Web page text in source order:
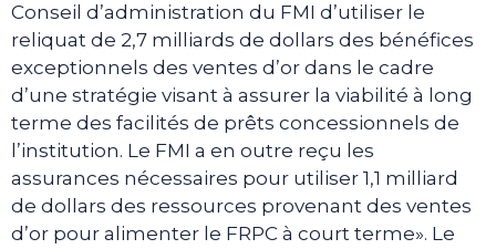
Conseil d’administration du FMI d’utiliser le
reliquat de 2,7 milliards de dollars des bénéfices
exceptionnels des ventes d’or dans le cadre
d’une stratégie visant à assurer la viabilité à long
terme des facilités de prêts concessionnels de
l’institution. Le FMI a en outre reçu les
assurances nécessaires pour utiliser 1,1 milliard
de dollars des ressources provenant des ventes
d’or pour alimenter le FRPC à court terme». Le